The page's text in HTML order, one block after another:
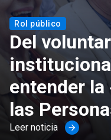
Rol público
Del
entender la
las
Leer noticia arrow_forward